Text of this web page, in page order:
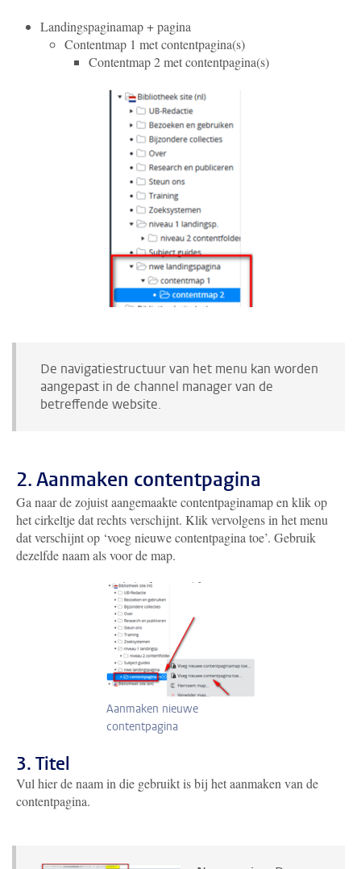
Landingspaginamap + pagina
Contentmap 1 met contentpagina(s)
Contentmap 2 met contentpagina(s)
De navigatiestructuur van het menu kan worden
aangepast in de channel manager van de
betreffende website.
2. Aanmaken contentpagina
Ga naar de zojuist aangemaakte contentpaginamap en klik op
het cirkeltje dat rechts verschijnt. Klik vervolgens in het menu
dat verschijnt op ‘voeg nieuwe contentpagina toe’. Gebruik
dezelfde naam als voor de map.
Aanmaken nieuwe
contentpagina
3. Titel
Vul hier de naam in die gebruikt is bij het aanmaken van de
contentpagina.